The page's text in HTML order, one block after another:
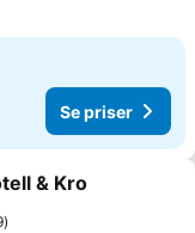
Se priser
& Kro